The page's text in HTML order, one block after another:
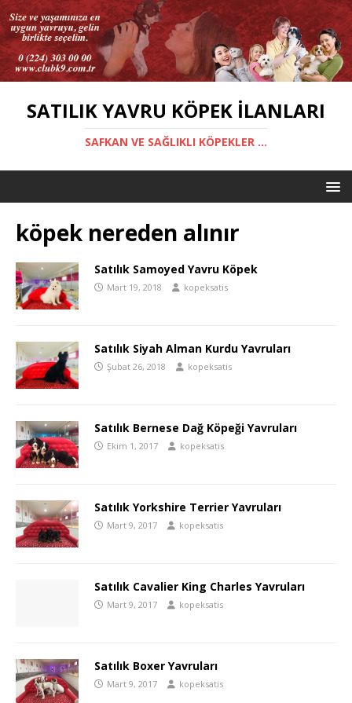
SATILIK YAVRU KÖPEK İLANLARI
SAFKAN VE SAĞLIKLI KÖPEKLER ...
köpek nereden alınır
Satılık Samoyed Yavru Köpek
Mart 19, 2018 kopeksatis
Satılık Siyah Alman Kurdu Yavruları
Şubat 26, 2018 kopeksatis
Satılık Bernese Dağ Köpeği Yavruları
Ekim 1, 2017 kopeksatis
Satılık Yorkshire Terrier Yavruları
Mart 9, 2017 kopeksatis
Satılık Cavalier King Charles Yavruları
Mart 9, 2017 kopeksatis
Satılık Boxer Yavruları
Mart 9, 2017 kopeksatis